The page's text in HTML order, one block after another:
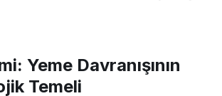
Yeme Davranışının
Temeli